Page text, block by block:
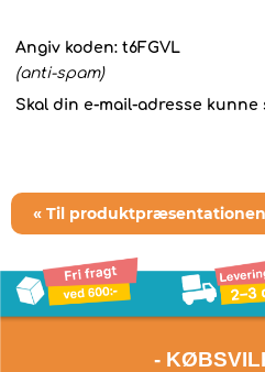
Angiv koden: t6FGVL
(anti-spam)
Skal din e-mail-adresse kunne
« Til produktpræsentationen
-